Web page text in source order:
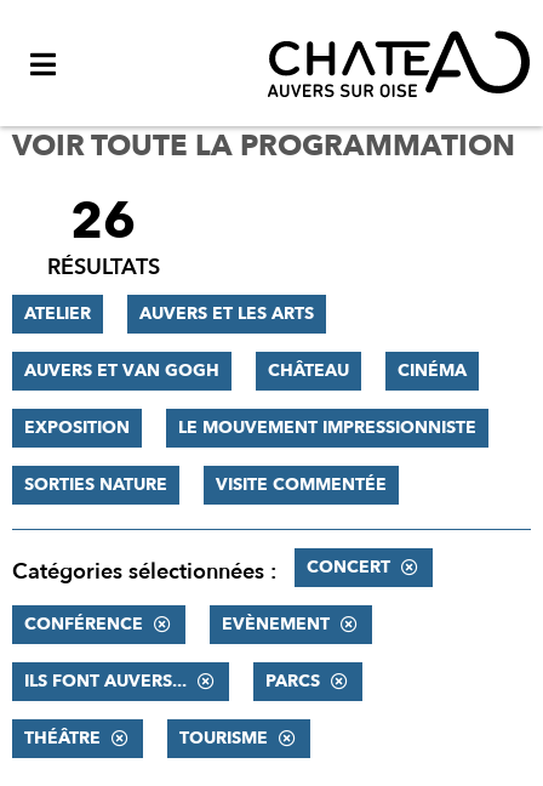
VOIR TOUTE LA PROGRAMMATION
FILTRER
RÉSULTATS
26
RÉSULTATS
ATELIER AUVERS ET LES ARTS
AUVERS ET VAN GOGH CHÂTEAU CINÉMA
EXPOSITION LE MOUVEMENT IMPRESSIONNISTE
SORTIES NATURE VISITE COMMENTÉE
Catégories sélectionnées : CONCERT
CONFÉRENCE EVÈNEMENT
ILS FONT AUVERS... PARCS
THÉÂTRE TOURISME